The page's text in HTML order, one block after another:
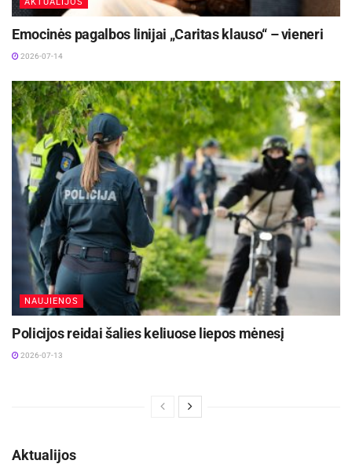
Emocinės pagalbos linijai „Caritas klauso“ – vieneri
2026-07-14
NAUJIENOS
Policijos reidai šalies keliuose liepos mėnesį
2026-07-13
Aktualijos